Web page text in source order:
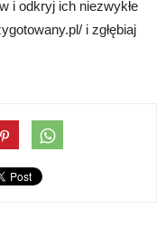
i odkryj ich niezwykłe
i zgłębiaj